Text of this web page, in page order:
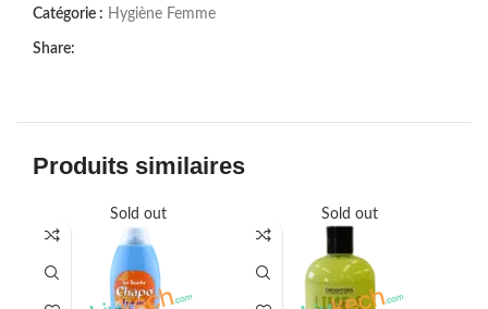
Catégorie : Hygiène Femme
Share:
Produits similaires
Sold out Sold out